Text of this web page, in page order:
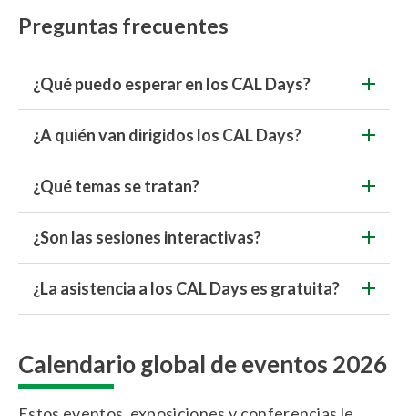
Preguntas frecuentes
¿Qué puedo esperar en los CAL Days?
¿A quién van dirigidos los CAL Days?
¿Qué temas se tratan?
¿Son las sesiones interactivas?
¿La asistencia a los CAL Days es gratuita?
Calendario global de eventos 2026